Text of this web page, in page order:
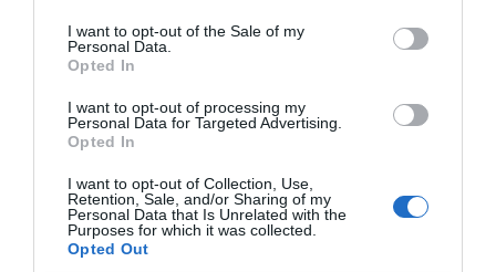
I want to opt-out of the Sale of my
Personal Data.
Opted In
I want to opt-out of processing my
Personal Data for Targeted Advertising.
Opted In
I want to opt-out of Collection, Use,
Retention, Sale, and/or Sharing of my
Personal Data that Is Unrelated with the
Purposes for which it was collected.
Opted Out
ACS. Florentino Pérez se afianza como principal
participación
de los Caídos continúa